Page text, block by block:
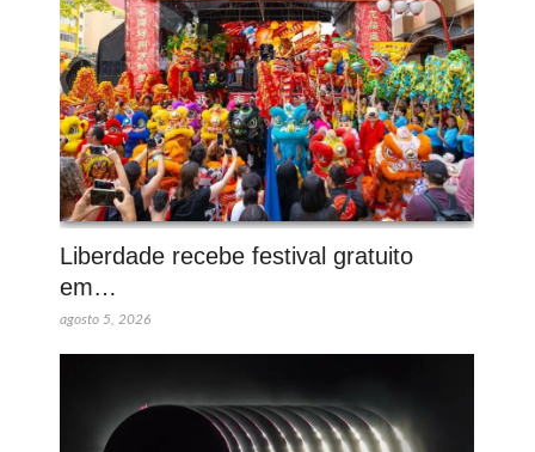
Liberdade recebe festival gratuito
em…
agosto 5, 2026